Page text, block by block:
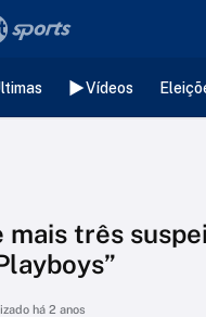
Vídeos
mais três
há 2 anos